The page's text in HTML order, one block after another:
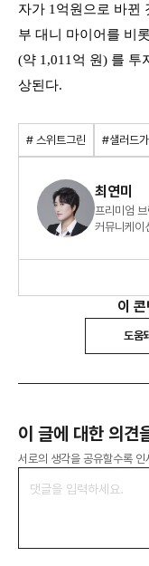
자가 1억원으로 바뀐
부 대니 마이어를 비
(약 1,011억 원) 를 투
상된다.
# 스위트그린 #샐러드가
최연미
프리미엄
커뮤니케이
글을 쓰고
이
도움
이 글에 대한 의견
서로의 생각을 공유할수록